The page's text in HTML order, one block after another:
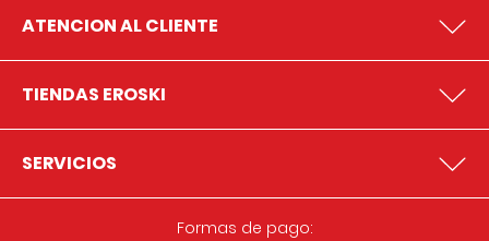
ATENCION AL CLIENTE
TIENDAS EROSKI
SERVICIOS
Formas de pago: